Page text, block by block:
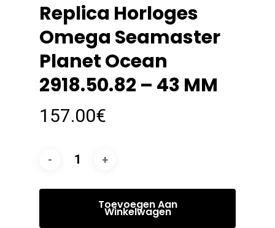
Replica Horloges
Omega Seamaster
Planet Ocean
2918.50.82 – 43 MM
157.00€
Toevoegen Aan
Winkelwagen